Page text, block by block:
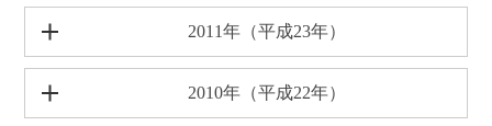
2011年（平成23年）
2010年（平成22年）